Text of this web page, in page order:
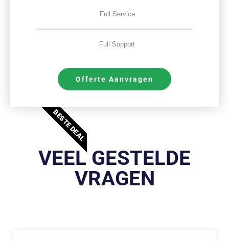
Full Service
Full Support
Offerte Aanvragen
BESTE DEAL
VEEL GESTELDE
VRAGEN